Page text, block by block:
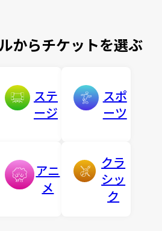
からチケットを選ぶ
ステ
ージ
スポ
ーツ
アニ
メ
クラ
シッ
ク